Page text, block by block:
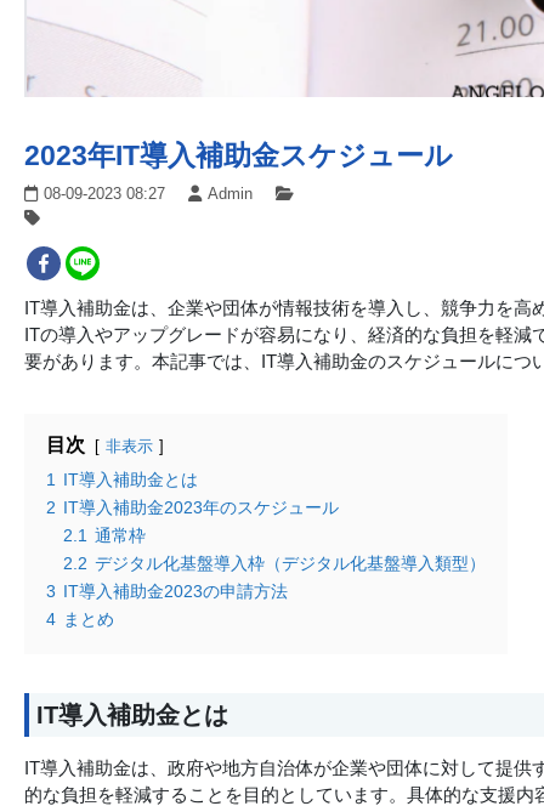
2023年IT導入補助金スケジュール
08-09-2023 08:27 Admin
IT導入補助金は、企業や団体が情報技術を導入し、競争力を
ITの導入やアップグレードが容易になり、経済的な負担を軽
要があります。本記事では、IT導入補助金のスケジュールに
目次 非表示
1
IT導入補助金とは
2 IT導入補助金2023年のスケジュール
2.1 通常枠
2.2 デジタル化基盤導入枠（デジタル化基盤導入類型）
3 IT導入補助金2023の申請方法
4 まとめ
IT導入補助金とは
IT導入補助金は、政府や地方自治体が企業や団体に対して提
的な負担を軽減することを目的としています。具体的な支援